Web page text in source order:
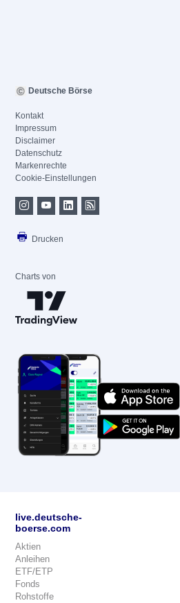
Deutsche Börse
Kontakt
Impressum
Disclaimer
Datenschutz
Markenrechte
Cookie-Einstellungen
Drucken
Charts von
live.deutsche-
boerse.com
Aktien
Anleihen
ETF/ETP
Fonds
Rohstoffe